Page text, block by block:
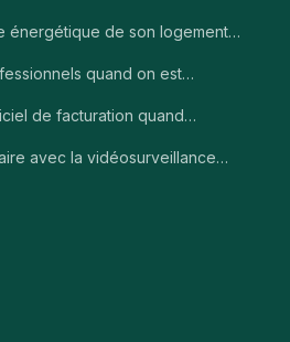
énergétique de son logement…
quand on est…
de facturation quand…
avec la vidéosurveillance…